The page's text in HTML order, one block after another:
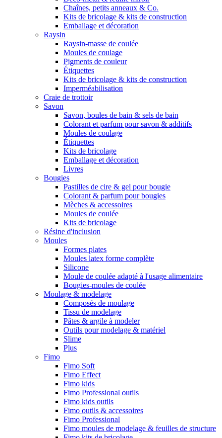
Chaînes, petits anneaux & Co.
Kits de bricolage & kits de construction
Emballage et décoration
Raysin
Raysin-masse de coulée
Moules de coulage
Pigments de couleur
Étiquettes
Kits de bricolage & kits de construction
Imperméabilisation
Craie de trottoir
Savon
Savon, boules de bain & sels de bain
Colorant et parfum pour savon & additifs
Moules de coulage
Étiquettes
Kits de bricolage
Emballage et décoration
Livres
Bougies
Pastilles de cire & gel pour bougie
Colorant & parfum pour bougies
Mèches & accessoires
Moules de coulée
Kits de bricolage
Résine d'inclusion
Moules
Formes plates
Moules latex forme complète
Silicone
Moule de coulée adapté à l'usage alimentaire
Bougies-moules de coulée
Moulage & modelage
Composés de moulage
Tissu de modelage
Pâtes & argile à modeler
Outils pour modelage & matériel
Slime
Plus
Fimo
Fimo Soft
Fimo Effect
Fimo kids
Fimo Professional outils
Fimo kids outils
Fimo outils & accessoires
Fimo Professional
Fimo moules de modelage & feuilles de structure